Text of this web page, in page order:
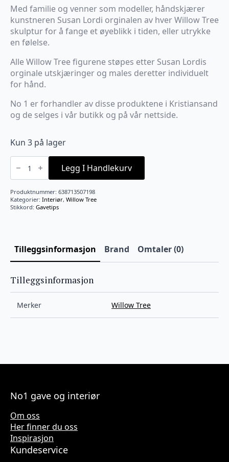
Med familie og venner som modeller, håndskjærer
kunstneren Susan Lordi orginalen av hver Willow Tree
skulptur for å fange et øyeblikk i tiden, eller utrykke
en følelse.
Alle Willow Tree figurene støpes etter Susan Lordis
orginale utskjæringer og males deretter individuelt
for hånd.
No 1 er forhandler av disse produktene i Kristiansand
og de selges i vår butikk og på vår nettside.
Kun 3 på lager
Love
you
antall
Legg I Handlekurv
Produktnummer: 638713507198
Kategorier: Interiør, Willow Tree
Stikkord: Gavetips
Tilleggsinformasjon Brand Omtaler (0)
Tilleggsinformasjon
Merker Willow Tree
No1 gave og interiør
Om oss
Her finner du oss
Inspirasjon
Kundeservice